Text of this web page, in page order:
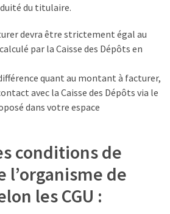
du titulaire.
devra être strictement égal au
par la Caisse des Dépôts en
quant au montant à facturer,
avec la Caisse des Dépôts via le
dans votre espace
conditions de
l’organisme de
les CGU :